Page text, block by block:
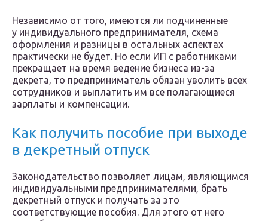
Независимо от того, имеются ли подчиненные
у индивидуального предпринимателя, схема
оформления и разницы в остальных аспектах
практически не будет. Но если ИП с работниками
прекращает на время ведение бизнеса из-за
декрета, то предприниматель обязан уволить всех
сотрудников и выплатить им все полагающиеся
зарплаты и компенсации.
Как получить пособие при выходе
в декретный отпуск
Законодательство позволяет лицам, являющимся
индивидуальными предпринимателями, брать
декретный отпуск и получать за это
соответствующие пособия. Для этого от него